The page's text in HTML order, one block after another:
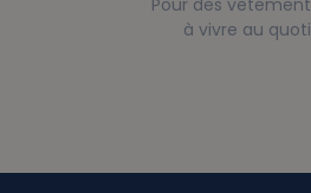
à vivre au